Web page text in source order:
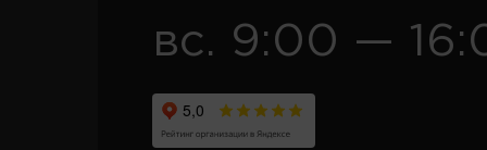
вс. 9:00 —